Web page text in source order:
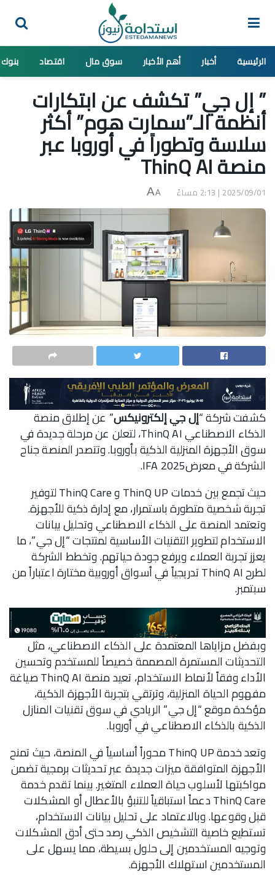
الرئيسية أخبار أهم الأخبار سوق مال اقتصاد بنوك
” إل جي” تكشف عن ابتكارات
أنظمة الـ”سمارت هوم” أكثر
سلاسة وتطوراً في أوروبا عبر
منصة ThinQ AI
2025/09/01 | 2:13 مساءً A
A
كشفت شركة “إل جي إلكترونيكس” عن إطلاق منصة
الذكاء الاصطناعي ThinQ AI، لتعلن عن مرحلة جديدة في
سوق الأجهزة المنزلية الذكية بأوروبا. وتتصدر المنصة جناح
الشركة في معرضIFA 2025.
حيث تجمع بين خدمات ThinQ UP و ThinQ Care لتوفير
تجربة شخصية متطورة باستمرار، مع إدارة ذكية للأجهزة.
وتعتمد المنصة على الذكاء الاصطناعي وتحليل بيانات
الاستخدام لتطوير التقنيات الأساسية لمنتجات “إل جي”، ما
يعزز تجربة العملاء ويرفع جودة حياتهم. وتخطط الشركة
لطرح ThinQ AI تدريجياً في أسواق أوروبية مختارة اعتباراً من
سبتمبر.
وبفضل مزاياها المعتمدة على الذكاء الاصطناعي، مثل
التحديثات المستمرة المصممة خصيصاً للمستخدم وتحسين
الأداء وفقاً لأنماط الاستخدام، تعيد منصة ThinQ AI صياغة
مفهوم الحياة المنزلية، وترتقي بتجربة الأجهزة الذكية،
مؤكدة موقع “إل جي” الريادي في سوق تقنيات المنازل
الذكية بالذكاء الاصطناعي في أوروبا.
وتعد خدمة ThinQ UP محوراً أساسياً في المنصة، حيث تمنح
الأجهزة المتوافقة ميزات جديدة عبر تحديثات برمجية تضمن
مواكبتها لأسلوب حياة العملاء المتغير. بينما تقدم خدمة
ThinQ Care دعماً استباقياً للتنبؤ بالأعطال أو المشكلات
قبل وقوعها. وبالاعتماد على تحليل بيانات الاستخدام،
تستطيع خاصية التشخيص الذكي رصد حتى أدق المشكلات
وتوجيه المستخدمين إلى حلول بسيطة، مما يسهل على
المستخدمين استهلاك الأجهزة.